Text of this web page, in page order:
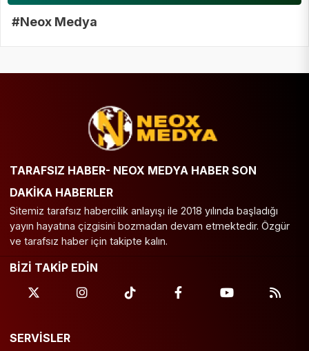
#Neox Medya
TARAFSIZ HABER- NEOX MEDYA HABER SON
DAKİKA HABERLER
Sitemiz tarafsız habercilik anlayışı ile 2018 yılında başladığı
yayın hayatına çizgisini bozmadan devam etmektedir. Özgür
ve tarafsız haber için takipte kalın.
BİZİ TAKİP EDİN
SERVİSLER